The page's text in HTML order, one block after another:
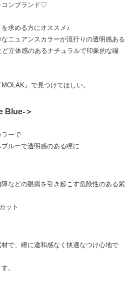
コンブランド♡
求める方にオススメ♪
ニュアンスカラーが流行りの透明感ある
立体感のあるナチュラルで印象的な瞳
』で見つけてほしい。
Blue-＞
ラーで
ルーで透明感のある瞳に
などの眼病を引き起こす危険性のある紫
ット
で、瞳に違和感なく快適なつけ心地で
。